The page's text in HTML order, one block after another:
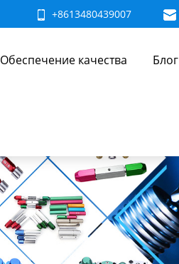
+8613480439007
Обеспечение качества Блог